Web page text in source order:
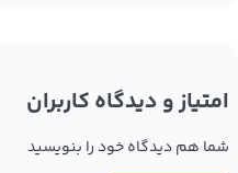
امتیاز و دیدگاه کاربران
شما هم دیدگاه خود را بنویسید